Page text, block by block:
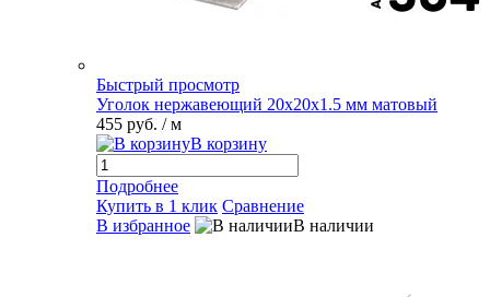
Быстрый просмотр
Уголок нержавеющий 20х20х1.5 мм матовый
455 руб. / м
В корзину
Подробнее
Купить в 1 клик Сравнение
В избранное
В наличии